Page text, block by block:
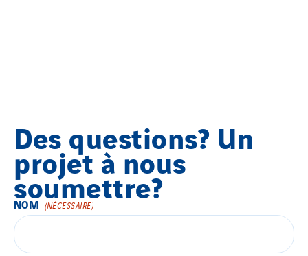
Des questions? Un
projet à nous
soumettre?
En activant ce bouton, le formulaire de contact s'affichera.
NOM (NÉCESSAIRE)